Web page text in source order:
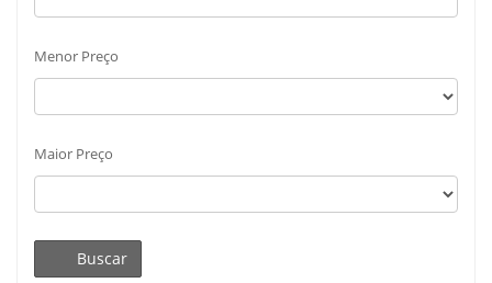
Menor Preço
Maior Preço
Buscar